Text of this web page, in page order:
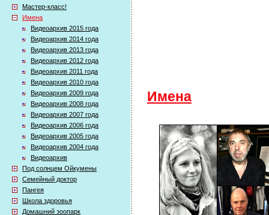
Мастер-класс!
Имена
Видеоархив 2015 года
Видеоархив 2014 года
Видеоархив 2013 года
Видеоархив 2012 года
Видеоархив 2011 года
Видеоархив 2010 года
Видеоархив 2009 года
Видеоархив 2008 года
Видеоархив 2007 года
Видеоархив 2006 года
Видеоархив 2005 года
Видеоархив 2004 года
Видеоархив
Под солнцем Ойкумены
Семейный доктор
Пангея
Школа здоровья
Домашний зоопарк
Имена